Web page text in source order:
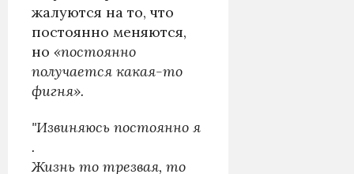
жалуются на то, что
постоянно меняются,
но «постоянно
получается какая-то
фигня».
"Извиняюсь постоянно я
.
Жизнь то трезвая, то